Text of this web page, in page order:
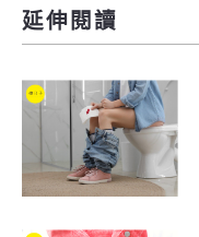
延伸閱讀